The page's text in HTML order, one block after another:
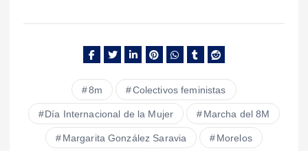
8m Colectivos feministas
Día Internacional de la Mujer Marcha del 8M
Margarita González Saravia Morelos